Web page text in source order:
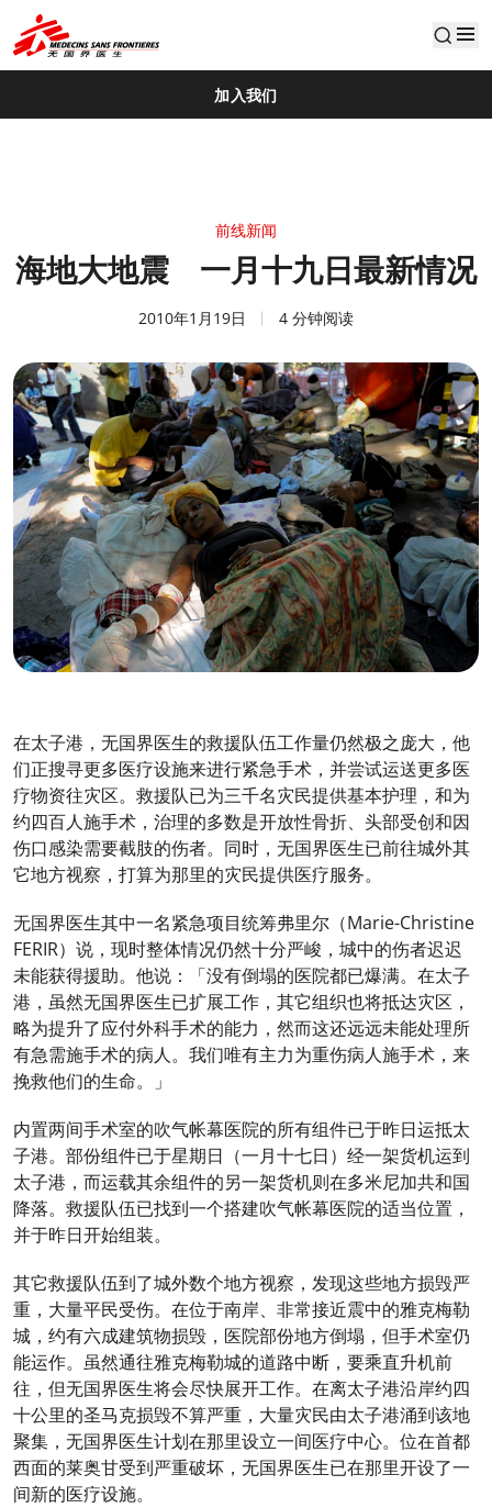
default
加入我们
前线新闻
海地大地震 一月十九日最新情况
2010年1月19日 4 分钟阅读
在太子港，无国界医生的救援队伍工作量仍然极之庞大，他
们正搜寻更多医疗设施来进行紧急手术，并尝试运送更多医
疗物资往灾区。救援队已为三千名灾民提供基本护理，和为
约四百人施手术，治理的多数是开放性骨折、头部受创和因
伤口感染需要截肢的伤者。同时，无国界医生已前往城外其
它地方视察，打算为那里的灾民提供医疗服务。
无国界医生其中一名紧急项目统筹弗里尔（Marie-Christine
FERIR）说，现时整体情况仍然十分严峻，城中的伤者迟迟
未能获得援助。他说：「没有倒塌的医院都已爆满。在太子
港，虽然无国界医生已扩展工作，其它组织也将抵达灾区，
略为提升了应付外科手术的能力，然而这还远远未能处理所
有急需施手术的病人。我们唯有主力为重伤病人施手术，来
挽救他们的生命。」
内置两间手术室的吹气帐幕医院的所有组件已于昨日运抵太
子港。部份组件已于星期日（一月十七日）经一架货机运到
太子港，而运载其余组件的另一架货机则在多米尼加共和国
降落。救援队伍已找到一个搭建吹气帐幕医院的适当位置，
并于昨日开始组装。
其它救援队伍到了城外数个地方视察，发现这些地方损毁严
重，大量平民受伤。在位于南岸、非常接近震中的雅克梅勒
城，约有六成建筑物损毁，医院部份地方倒塌，但手术室仍
能运作。虽然通往雅克梅勒城的道路中断，要乘直升机前
往，但无国界医生将会尽快展开工作。在离太子港沿岸约四
十公里的圣马克损毁不算严重，大量灾民由太子港涌到该地
聚集，无国界医生计划在那里设立一间医疗中心。位在首都
西面的莱奥甘受到严重破坏，无国界医生已在那里开设了一
间新的医疗设施。